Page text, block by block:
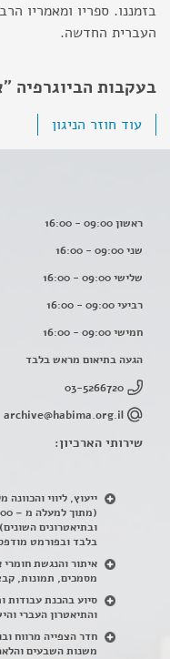
בזמננו. ספריו ומאמריו
העברית החדשה.
בעקבות הביוגרפיה
עוד חוזר הניגון
ראשון 09:00 - 16:00
שני 09:00 - 16:00
שלישי 09:00 - 16:00
רביעי 09:00 - 16:00
חמישי 09:00 - 16:00
הגעה בתיאום מראש בלבד
03-5266720
archive@habima.org.il
שירותי הארכיון:
ייעוץ, ליווי
ובתיאטרונים
בלבד ובפורמט
איתור והנגשת חומרי
מסמכים, תמונות,
סיוע בהכנת עבודות
והתיאטרון העברי
משנות השבעים